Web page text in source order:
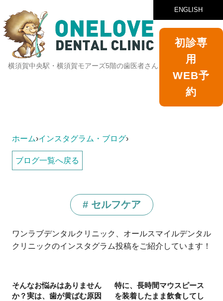
ENGLISH
横須賀中央駅・横須賀モアーズ5階の歯医者さん
初診専
用
WEB予
約
ホーム›インスタグラム・ブログ›
ブログ一覧へ戻る
# セルフケア
ワンラブデンタルクリニック、オールスマイルデンタル
クリニックのインスタグラム投稿をご紹介しています！
そんなお悩みはありません
か？実は、歯が黄ばむ原因
特に、長時間マウスピース
を装着したまま飲食してし